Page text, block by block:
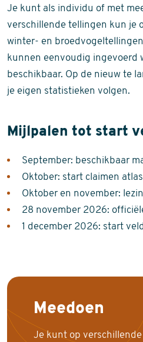
Je kunt als individu of met
verschillende tellingen kun je
winter- en
kunnen eenvoudig ingevoerd
beschikbaar. Op de nieuw te
je eigen statistieken volgen.
Mijlpalen tot start
September: beschikbaar
Oktober: start claimen
Oktober en november:
28 november 2026:
1 december 2026: start
Meedoen
Je kunt op